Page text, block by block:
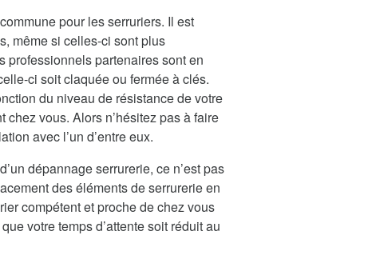
pour les serruriers. Il est
même si celles-ci sont plus
professionnels partenaires sont en
ci soit claquée ou fermée à clés.
du niveau de résistance de votre
vous. Alors n’hésitez pas à faire
avec l’un d’entre eux.
dépannage serrurerie, ce n’est pas
des éléments de serrurerie en
compétent et proche de chez vous
votre temps d’attente soit réduit au